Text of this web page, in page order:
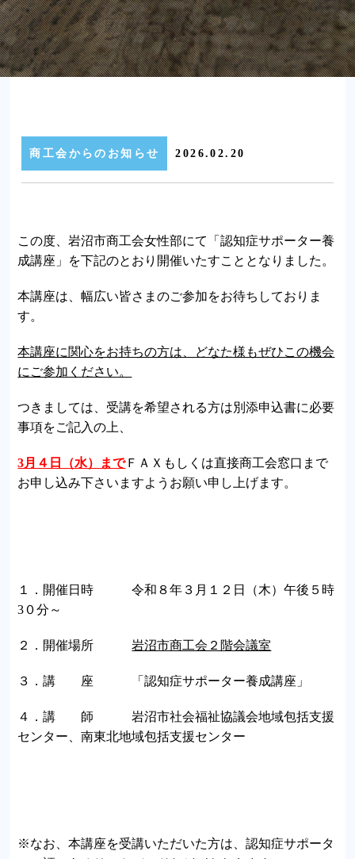
商工会からのお知らせ 2026.02.20
この度、岩沼市商工会女性部にて「認知症サポーター養
成講座」を下記のとおり開催いたすこととなりました。
本講座は、幅広い皆さまのご参加をお待ちしておりま
す。
本講座に関心をお持ちの方は、どなた様もぜひこの機会
にご参加ください。
つきましては、受講を希望される方は別添申込書に必要
事項をご記入の上、
3月４日（水）までＦＡＸもしくは直接商工会窓口まで
お申し込み下さいますようお願い申し上げます。
１．開催日時 令和８年３月１２日（木）午後５時
3０分～
２．開催場所岩沼市商工会２階会議室
３．講 座 「認知症サポーター養成講座」
４．講 師 岩沼市社会福祉協議会地域包括支援
センター、南東北地域包括支援センター
※なお、本講座を受講いただいた方は、認知症サポータ